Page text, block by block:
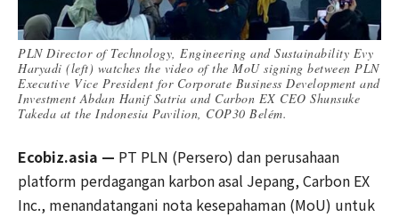
PLN Director of Technology, Engineering and Sustainability Evy
Haryadi (left) watches the video of the MoU signing between PLN
Executive Vice President for Corporate Business Development and
Investment Abdan Hanif Satria and Carbon EX CEO Shunsuke
Takeda at the Indonesia Pavilion, COP30 Belém.
Ecobiz.asia — PT PLN (Persero) dan perusahaan
platform perdagangan karbon asal Jepang, Carbon EX
Inc., menandatangani nota kesepahaman (MoU) untuk